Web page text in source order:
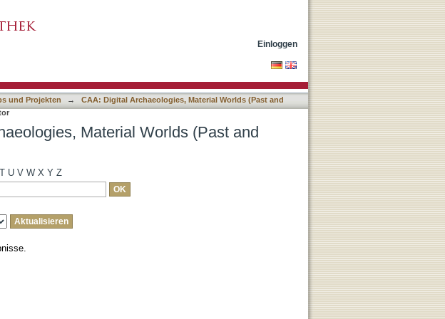
Einloggen
und Projekten →
CAA: Digital Archaeologies, Material Worlds (Past and
Material Worlds (Past and
T U V W X Y Z